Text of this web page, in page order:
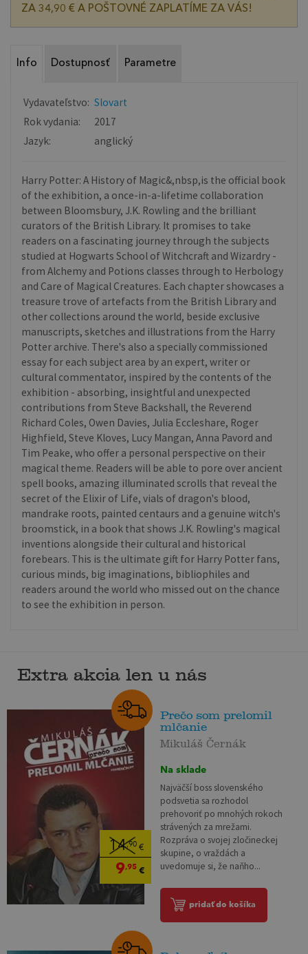
ZA 34,90 € A POŠTOVNÉ ZAPLATÍME ZA VÁS!
Info Dostupnosť Parametre
Vydavateľstvo: Slovart
Rok vydania:
2017
Jazyk:
anglický
Harry Potter: A History of Magic&,nbsp,is the official book
of the exhibition, a once-in-a-lifetime collaboration
between Bloomsbury, J.K. Rowling and the brilliant
curators of the British Library. It promises to take
readers on a fascinating journey through the subjects
studied at Hogwarts School of Witchcraft and Wizardry -
from Alchemy and Potions classes through to Herbology
and Care of Magical Creatures. Each chapter showcases a
treasure trove of artefacts from the British Library and
other collections around the world, beside exclusive
manuscripts, sketches and illustrations from the Harry
Potter archive. There's also a specially commissioned
essay for each subject area by an expert, writer or
cultural commentator, inspired by the contents of the
exhibition - absorbing, insightful and unexpected
contributions from Steve Backshall, the Reverend
Richard Coles, Owen Davies, Julia Eccleshare, Roger
Highfield, Steve Kloves, Lucy Mangan, Anna Pavord and
Tim Peake, who offer a personal perspective on their
magical theme. Readers will be able to pore over ancient
spell books, amazing illuminated scrolls that reveal the
secret of the Elixir of Life, vials of dragon's blood,
mandrake roots, painted centaurs and a genuine witch's
broomstick, in a book that shows J.K. Rowling's magical
inventions alongside their cultural and historical
forebears. This is the ultimate gift for Harry Potter fans,
curious minds, big imaginations, bibliophiles and
readers around the world who missed out on the chance
to see the exhibition in person.
Extra akcia len u nás
14,90€
9,95€
Prečo som prelomil
mlčanie
Mikuláš Černák
Na sklade
Najväčší boss slovenského
podsvetia sa rozhodol
prehovoriť po mnohých rokoch
strávených za mrežami.
Rozpráva o svojej zločineckej
skupine, o vraždách a
uvedomuje si, že naňho...
pridať do košíka